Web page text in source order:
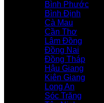
Bình Phước
Bình Định
Cà Mau
Cần Thơ
Lâm Đồng
Đồng Nai
Đồng Tháp
Hậu Giang
Kiên Giang
Long An
Sóc Trăng